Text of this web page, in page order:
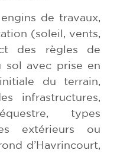
de travaux,
(soleil, vents,
des règles de
sol avec prise en
du terrain,
infrastructures,
types
extérieurs ou
d’Havrincourt,